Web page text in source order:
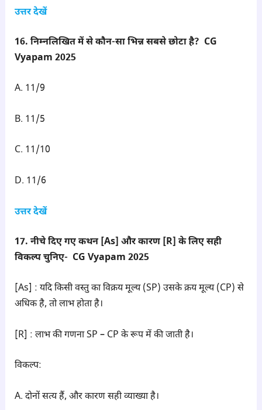
उत्तर देखें
16. निम्नलिखित में से कौन-सा भिन्न सबसे छोटा है? CG
Vyapam 2025
A. 11/9
B. 11/5
C. 11/10
D. 11/6
उत्तर देखें
17. नीचे दिए गए कथन [As] और कारण [R] के लिए सही
विकल्प चुनिए- CG Vyapam 2025
[As] : यदि किसी वस्तु का विक्रय मूल्य (SP) उसके क्रय मूल्य (CP) से
अधिक है, तो लाभ होता है।
[R] : लाभ की गणना SP – CP के रूप में की जाती है।
विकल्प:
A. दोनों सत्य हैं, और कारण सही व्याख्या है।